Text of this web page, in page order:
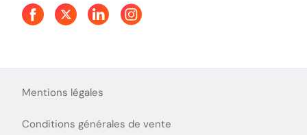
Presse
Mentions légales
Conditions générales de vente